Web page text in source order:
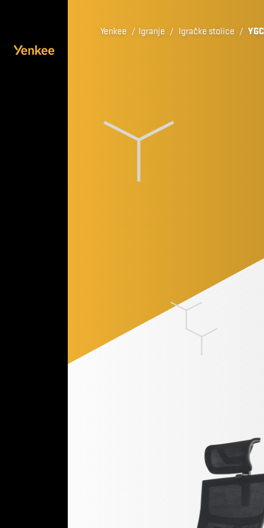
Yenkee / Igranje / Igračke stolice /